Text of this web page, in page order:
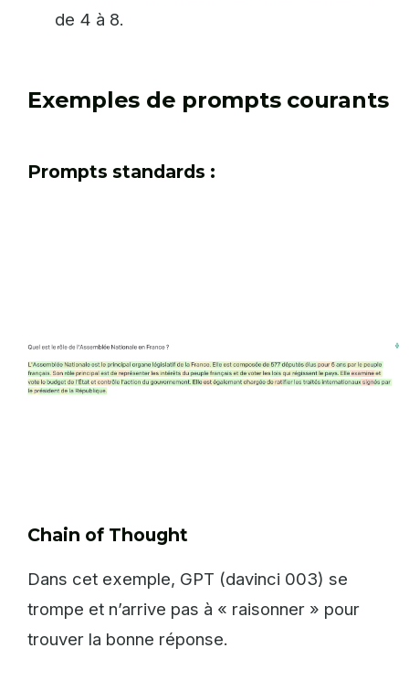
de 4 à 8.
Exemples de prompts courants
Prompts standards :
Chain of Thought
Dans cet exemple, GPT (davinci 003) se
trompe et n’arrive pas à « raisonner » pour
trouver la bonne réponse.